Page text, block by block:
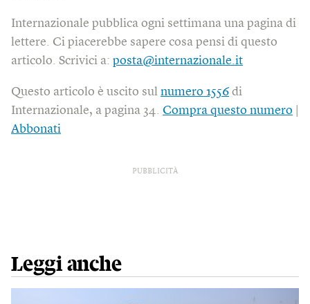
Internazionale pubblica ogni settimana una pagina di
lettere. Ci piacerebbe sapere cosa pensi di questo
articolo. Scrivici a: posta@internazionale.it
Questo articolo è uscito sul numero 1556 di
Internazionale, a pagina 34. Compra questo numero
Abbonati
PUBBLICITÀ
Leggi anche